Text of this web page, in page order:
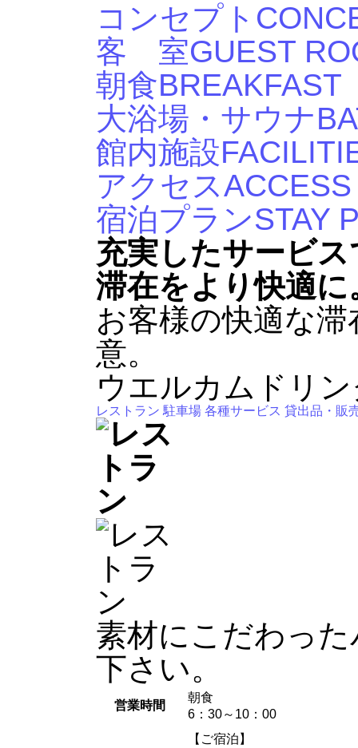
コンセプト
客 室GUEST
朝食BREAKFAST
大浴場・サウナ
館内施設
アクセスACCESS
宿泊プランSTAY
充実したサービス
滞在をより快適に
お客様の快適な
意。
ウエルカムドリ
レストラン 駐車場 各種サービス 貸出品・販
素材にこだわっ
下さい。
営業時間
朝食
6：30～10：00
【ご宿泊】